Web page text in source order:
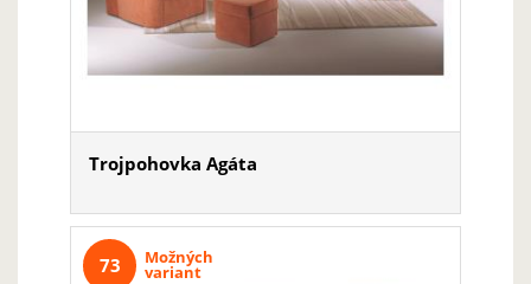
Trojpohovka Agáta
Možných
variant
73